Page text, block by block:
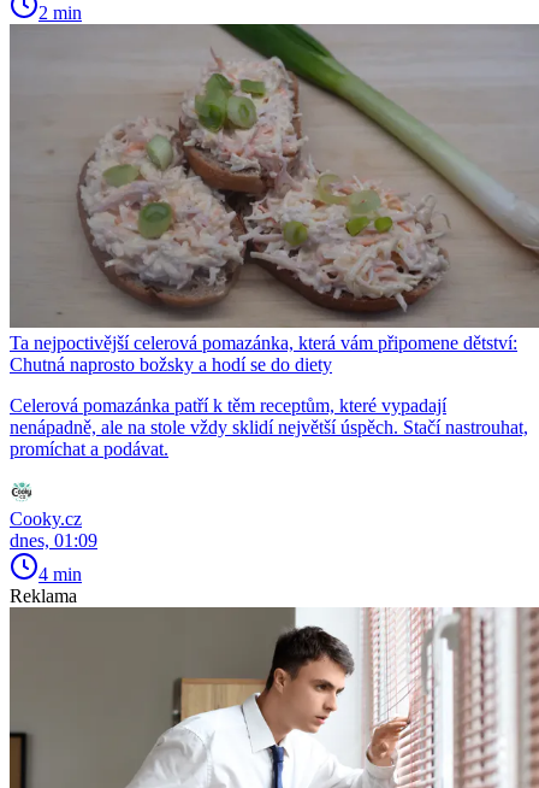
2 min
Ta nejpoctivější celerová pomazánka, která vám připomene dětství:
Chutná naprosto božsky a hodí se do diety
Celerová pomazánka patří k těm receptům, které vypadají
nenápadně, ale na stole vždy sklidí největší úspěch. Stačí nastrouhat,
promíchat a podávat.
Cooky.cz
dnes, 01:09
4 min
Reklama